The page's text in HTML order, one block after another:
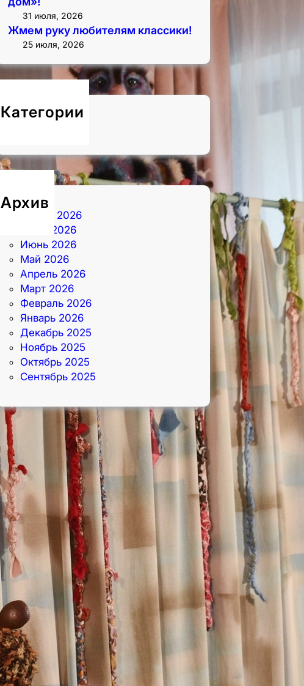
31 июля, 2026
Жмем руку любителям классики!
25 июля, 2026
Категории
Новости
Архив
Август 2026
Июль 2026
Июнь 2026
Май 2026
Апрель 2026
Март 2026
Февраль 2026
Январь 2026
Декабрь 2025
Ноябрь 2025
Октябрь 2025
Сентябрь 2025